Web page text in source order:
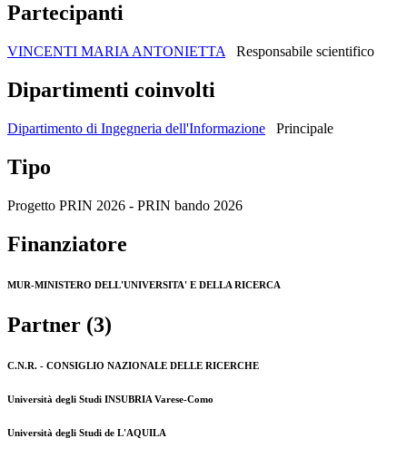
Partecipanti
VINCENTI MARIA ANTONIETTA Responsabile scientifico
Dipartimenti coinvolti
Dipartimento di Ingegneria dell'Informazione Principale
Tipo
Progetto PRIN 2026 - PRIN bando 2026
Finanziatore
MUR-MINISTERO DELL'UNIVERSITA' E DELLA RICERCA
Partner (3)
C.N.R. - CONSIGLIO NAZIONALE DELLE RICERCHE
Università degli Studi INSUBRIA Varese-Como
Università degli Studi de L'AQUILA